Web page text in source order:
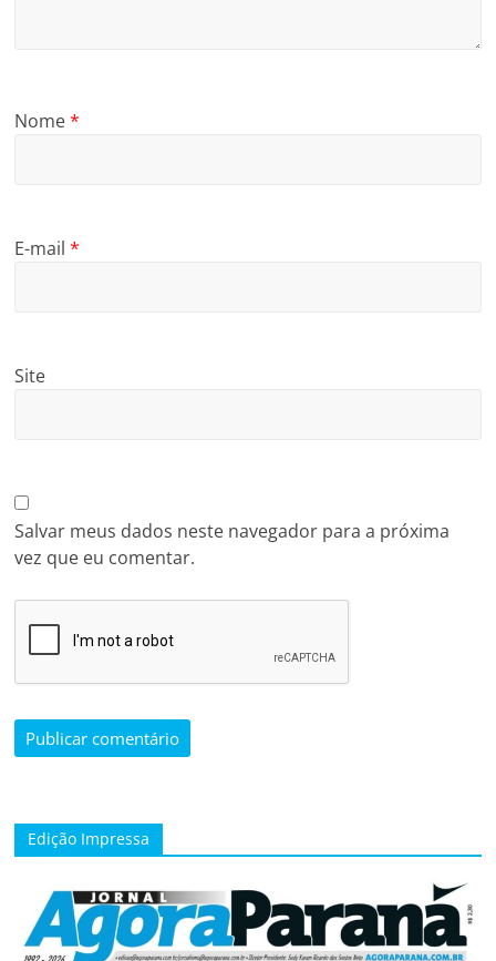
Nome*
E-mail*
Site
Salvar meus dados neste navegador para a próxima
vez que eu comentar.
Edição Impressa